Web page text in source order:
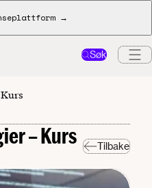
→
Søk
Kurs
– Kurs
Tilbake